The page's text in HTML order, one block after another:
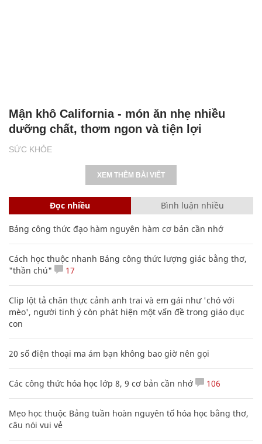
SỨC KHỎE
Mận khô California - món ăn nhẹ nhiều
dưỡng chất, thơm ngon và tiện lợi
XEM THÊM BÀI VIẾT
Đọc nhiều Bình luận nhiều
Bảng công thức đạo hàm nguyên hàm cơ bản cần nhớ
Cách học thuộc nhanh Bảng công thức lượng giác bằng thơ,
"thần chú"
17
Clip lột tả chân thực cảnh anh trai và em gái như 'chó với
mèo', người tinh ý còn phát hiện một vấn đề trong giáo dục
con
20 số điện thoại ma ám bạn không bao giờ nên gọi
Các công thức hóa học lớp 8, 9 cơ bản cần nhớ 106
Mẹo học thuộc Bảng tuần hoàn nguyên tố hóa học bằng thơ,
câu nói vui vẻ